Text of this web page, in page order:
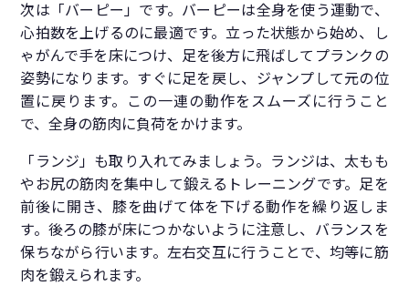
次は「バーピー」です。バーピーは全身を使う運動で、
心拍数を上げるのに最適です。立った状態から始め、し
ゃがんで手を床につけ、足を後方に飛ばしてプランクの
姿勢になります。すぐに足を戻し、ジャンプして元の位
置に戻ります。この一連の動作をスムーズに行うこと
で、全身の筋肉に負荷をかけます。
「ランジ」も取り入れてみましょう。ランジは、太もも
やお尻の筋肉を集中して鍛えるトレーニングです。足を
前後に開き、膝を曲げて体を下げる動作を繰り返しま
す。後ろの膝が床につかないように注意し、バランスを
保ちながら行います。左右交互に行うことで、均等に筋
肉を鍛えられます。